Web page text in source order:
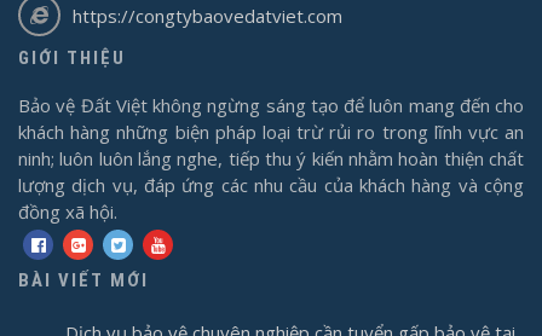
https://congtybaovedatviet.com
GIỚI THIỆU
Bảo vệ Đất Việt không ngừng sáng tạo để luôn mang đến cho
khách hàng những biện pháp loại trừ rủi ro trong lĩnh vực an
ninh; luôn luôn lắng nghe, tiếp thu ý kiến nhằm hoàn thiện chất
lượng dịch vụ, đáp ứng các nhu cầu của khách hàng và cộng
đồng xã hội.
BÀI VIẾT MỚI